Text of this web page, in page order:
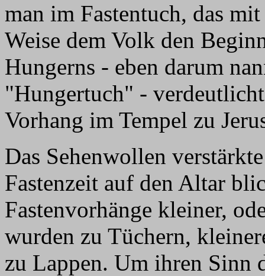
man im Fastentuch, das
Weise dem Volk den
Hungerns - eben darum
"Hungertuch" -
Vorhang im Tempel zu
Das Sehenwollen
Fastenzeit auf den Altar
Fastenvorhänge kleiner,
wurden zu Tüchern,
zu Lappen. Um ihren Sinn